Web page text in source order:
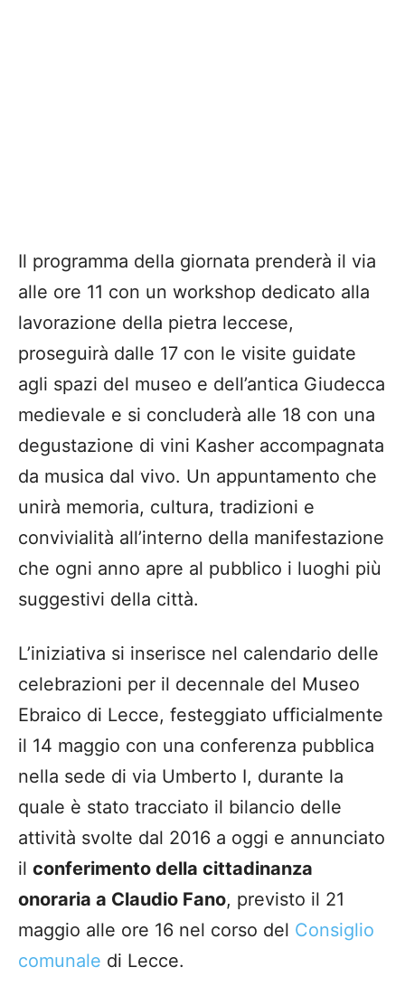
Il programma della giornata prenderà il via
alle ore 11 con un workshop dedicato alla
lavorazione della pietra leccese,
proseguirà dalle 17 con le visite guidate
agli spazi del museo e dell’antica Giudecca
medievale e si concluderà alle 18 con una
degustazione di vini Kasher accompagnata
da musica dal vivo. Un appuntamento che
unirà memoria, cultura, tradizioni e
convivialità all’interno della manifestazione
che ogni anno apre al pubblico i luoghi più
suggestivi della città.
L’iniziativa si inserisce nel calendario delle
celebrazioni per il decennale del Museo
Ebraico di Lecce, festeggiato ufficialmente
il 14 maggio con una conferenza pubblica
nella sede di via Umberto I, durante la
quale è stato tracciato il bilancio delle
attività svolte dal 2016 a oggi e annunciato
il conferimento della cittadinanza
onoraria a Claudio Fano, previsto il 21
maggio alle ore 16 nel corso del Consiglio
comunale di Lecce.